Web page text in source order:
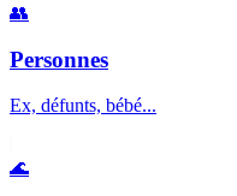
👥
Personnes
Ex, défunts, bébé...
🌊